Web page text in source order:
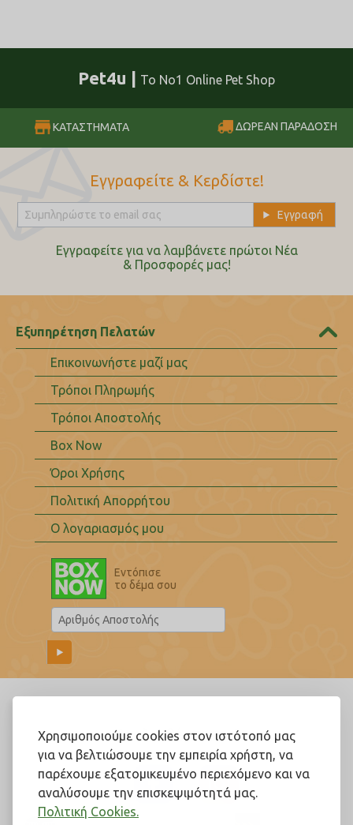
Χρησιμοποιούμε cookies στον ιστότοπό μας
για να βελτιώσουμε την εμπειρία χρήστη, να
παρέχουμε εξατομικευμένο περιεχόμενο και να
αναλύσουμε την επισκεψιμότητά μας.
Πολιτική Cookies.
Pet4u | Το No1 Online Pet Shop
ΚΑΤΑΣΤΗΜΑΤΑ ΔΩΡΕΑΝ ΠΑΡΑΔΟΣΗ
Εγγραφείτε & Κερδίστε!
Εγγραφείτε για να λαμβάνετε πρώτοι Nέα
& Προσφορές μας!
Εξυπηρέτηση Πελατών
Επικοινωνήστε μαζί μας
Τρόποι Πληρωμής
Τρόποι Αποστολής
Box Now
Όροι Χρήσης
Πολιτική Απορρήτου
Ο λογαριασμός μου
Εντόπισε
το δέμα σου
Ακολουθήστε μας!